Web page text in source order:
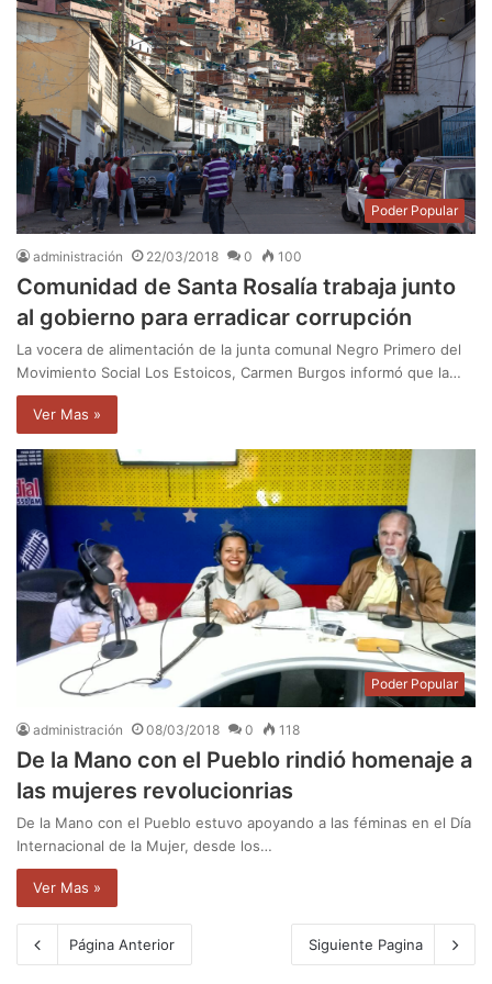
Poder Popular
administración 22/03/2018 0 100
Comunidad de Santa Rosalía trabaja junto
al gobierno para erradicar corrupción
La vocera de alimentación de la junta comunal Negro Primero del
Movimiento Social Los Estoicos, Carmen Burgos informó que la…
Ver Mas »
Poder Popular
administración 08/03/2018 0 118
De la Mano con el Pueblo rindió homenaje a
las mujeres revolucionrias
De la Mano con el Pueblo estuvo apoyando a las féminas en el Día
Internacional de la Mujer, desde los…
Ver Mas »
Página Anterior Siguiente Pagina